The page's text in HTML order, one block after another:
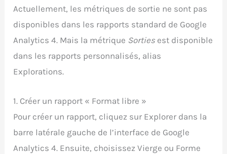
Actuellement, les métriques de sortie ne sont pas
disponibles dans les rapports standard de Google
Analytics 4. Mais la métrique Sorties est disponible
dans les rapports personnalisés, alias
Explorations.
1. Créer un rapport « Format libre »
Pour créer un rapport, cliquez sur Explorer dans la
barre latérale gauche de l’interface de Google
Analytics 4. Ensuite, choisissez Vierge ou Forme